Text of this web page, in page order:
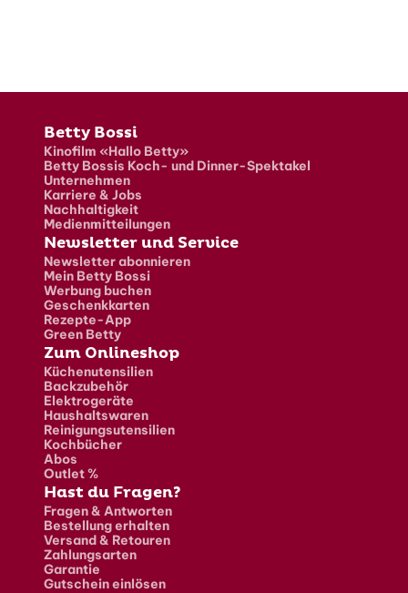
Fusszeile
Betty Bossi
Kinofilm «Hallo Betty»
Betty Bossis Koch- und Dinner-Spektakel
Unternehmen
Karriere & Jobs
Nachhaltigkeit
Medienmitteilungen
Newsletter und Service
Newsletter abonnieren
Mein Betty Bossi
Werbung buchen
Geschenkkarten
Rezepte-App
Green Betty
Zum Onlineshop
Küchenutensilien
Backzubehör
Elektrogeräte
Haushaltswaren
Reinigungsutensilien
Kochbücher
Abos
Outlet %
Hast du Fragen?
Fragen & Antworten
Bestellung erhalten
Versand & Retouren
Zahlungsarten
Garantie
Gutschein einlösen